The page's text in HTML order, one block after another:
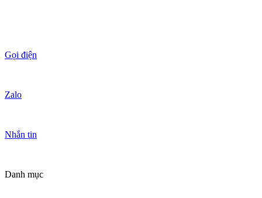
Gọi điện
Zalo
Nhắn tin
Danh mục